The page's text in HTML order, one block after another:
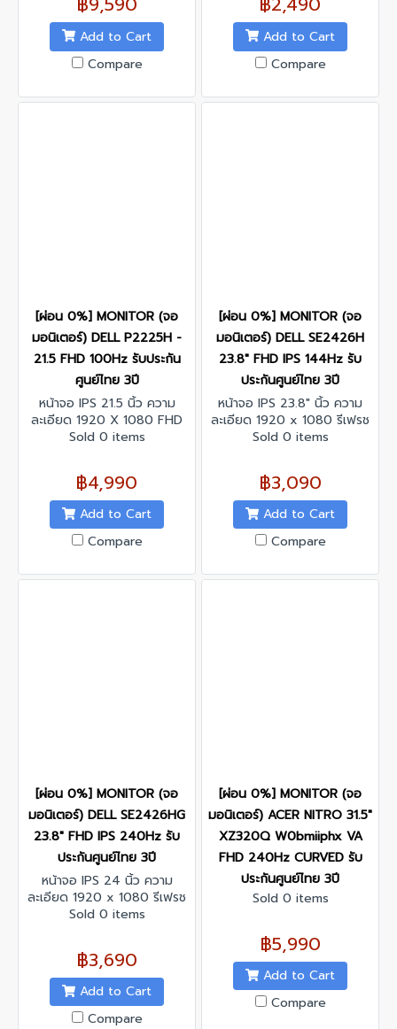
Add to Cart
Compare
1
Add to Cart
Compare
[ผ่อน 0%] MONITOR (จอ
มอนิเตอร์) DELL P2225H -
21.5 FHD 100Hz รับประกัน
ศูนย์ไทย 3ปี
หน้าจอ IPS 21.5 นิ้ว ความ
ละเอียด 1920 X 1080 FHD
รีเฟรชเรท 100 Hz
Sold 0 items
฿4,990
Add to Cart
Compare
[ผ่อน 0%] MONITOR (จอ
มอนิเตอร์) DELL SE2426H
23.8" FHD IPS 144Hz รับ
ประกันศูนย์ไทย 3ปี
หน้าจอ IPS 23.8" นิ้ว ความ
ละเอียด 1920 x 1080 รีเฟรช
เรทสูงสุด 144Hz รองรับ AMD
Sold 0 items
฿3,090
Add to Cart
Compare
[ผ่อน 0%] MONITOR (จอ
มอนิเตอร์) DELL SE2426HG
23.8" FHD IPS 240Hz รับ
ประกันศูนย์ไทย 3ปี
หน้าจอ IPS 24 นิ้ว ความ
ละเอียด 1920 x 1080 รีเฟรช
เรทสูงสุด 240Hz รองรับ
Sold 0 items
฿3,690
Add to Cart
Compare
[ผ่อน 0%] MONITOR (จอ
มอนิเตอร์) ACER NITRO 31.5"
XZ320Q W0bmiiphx VA
FHD 240Hz CURVED รับ
ประกันศูนย์ไทย 3ปี
Sold 0 items
฿5,990
Add to Cart
Compare